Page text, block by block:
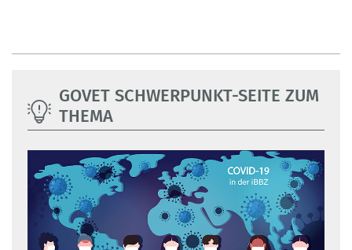
GOVET SCHWERPUNKT-SEITE ZUM
THEMA